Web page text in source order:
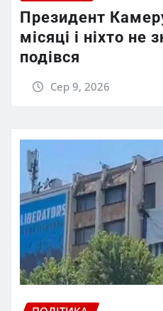
Президент
місяці і ніхто не
подівся
Сер 9, 2026